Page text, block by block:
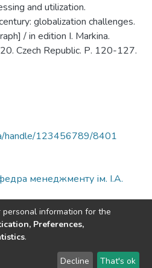
and utilization.
globalization challenges.
/ in edition I. Markina.
Czech Republic. Р. 120-127.
handle/123456789/8401
менеджменту ім. І.А.
© 2002-2026 LYRASIS
information for the
Preferences,
.
Decline That's ok